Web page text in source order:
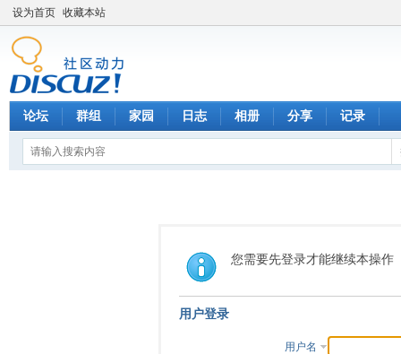
设为首页 收藏本站
论坛 群组 家园 日志 相册 分享 记录
您需要先登录才能继续本操作
用户登录
用户名